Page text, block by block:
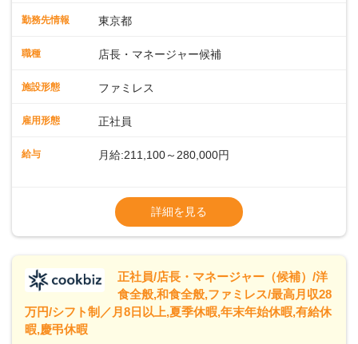
入社後はスキルに合わせた業務からお任せしますので、徐々
向上を目指すDX推進～ ◆すかいらーくのレストランでは、
スタッフの働きやすさをサポートしています。配膳ロボット
や歩行数が約40%も削減されました！また、配膳ロボットに
なDX（デジタルトランスフォーメーション）の取り組みを進
います。私たちは、多様な働き方を提供し、ライフステージ
に合わせた柔軟な勤務時間や働きやすい環境を整えていま
います。
勤務先情報 東京都
職種 店長・マネージャー候補
施設形態 ファミレス
雇用形態 正社員
給与 月給:211,100～280,000円
※残業代全額支給
※経験に応じて応相談①ナショナル社員：月
給245,800円～②エリア社員 ：月給
詳細を見る
正社員/店長・マネージャー（候補）/洋
食全般,和食全般,ファミレス/最高月収28
万円/シフト制／月8日以上,夏季休暇,年末年始休暇,有給休
暇,慶弔休暇